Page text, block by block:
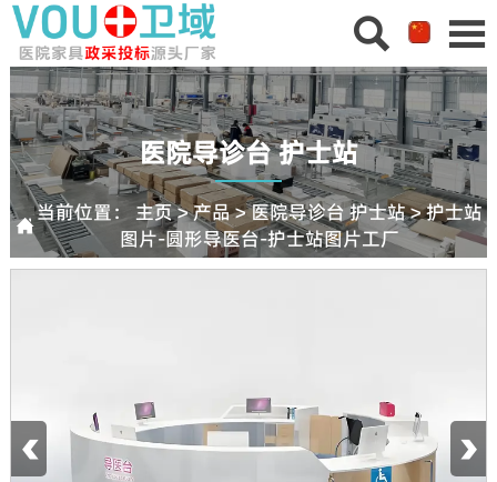
 
医院导诊台 护士站
当前位置： 主页>产品>医院导诊台 护士站>护士站
图片-圆形导医台-护士站图片工厂
‹ ›